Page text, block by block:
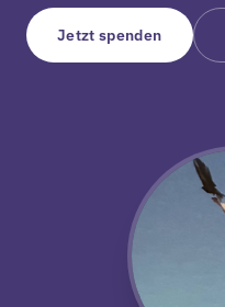
Jetzt spenden